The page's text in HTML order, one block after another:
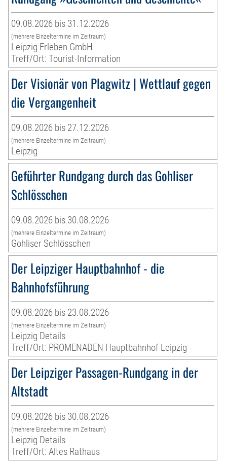
09.08.2026 bis 31.12.2026
(mehrere Einzeltermine im Zeitraum)
Leipzig Erleben GmbH
Treff/Ort: Tourist-Information
Der Visionär von Plagwitz | Wettlauf gegen
die Vergangenheit
09.08.2026 bis 27.12.2026
(mehrere Einzeltermine im Zeitraum)
Leipzig
Geführter Rundgang durch das Gohliser
Schlösschen
09.08.2026 bis 30.08.2026
(mehrere Einzeltermine im Zeitraum)
Gohliser Schlösschen
Der Leipziger Hauptbahnhof - die
Bahnhofsführung
09.08.2026 bis 23.08.2026
(mehrere Einzeltermine im Zeitraum)
Leipzig Details
Treff/Ort: PROMENADEN Hauptbahnhof Leipzig
Der Leipziger Passagen-Rundgang in der
Altstadt
09.08.2026 bis 30.08.2026
(mehrere Einzeltermine im Zeitraum)
Leipzig Details
Treff/Ort: Altes Rathaus